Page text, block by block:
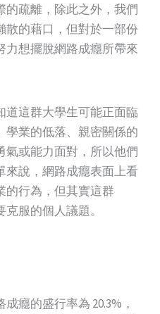
的疏離，除此之外，我們
散的藉口，但對於一部份
力想擺脫網路成癮所帶來
道這群大學生可能正面臨
學業的低落、親密關係的
氣或能力面對，所以他們
來說，網路成癮表面上看
的行為，但其實這群
服的個人議題。
癮的盛行率為 20.3%，